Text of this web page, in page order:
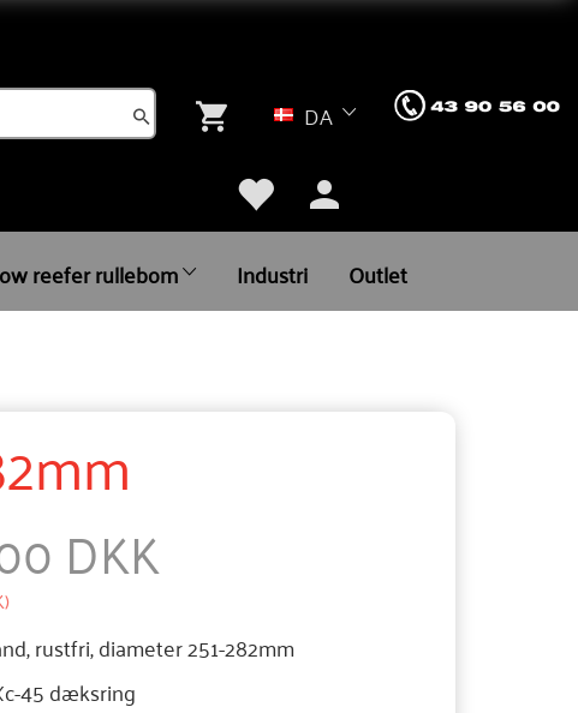
DA
reefer rullebom Industri Outlet
DKK
)
rustfri, diameter 251-282mm
45 dæksring